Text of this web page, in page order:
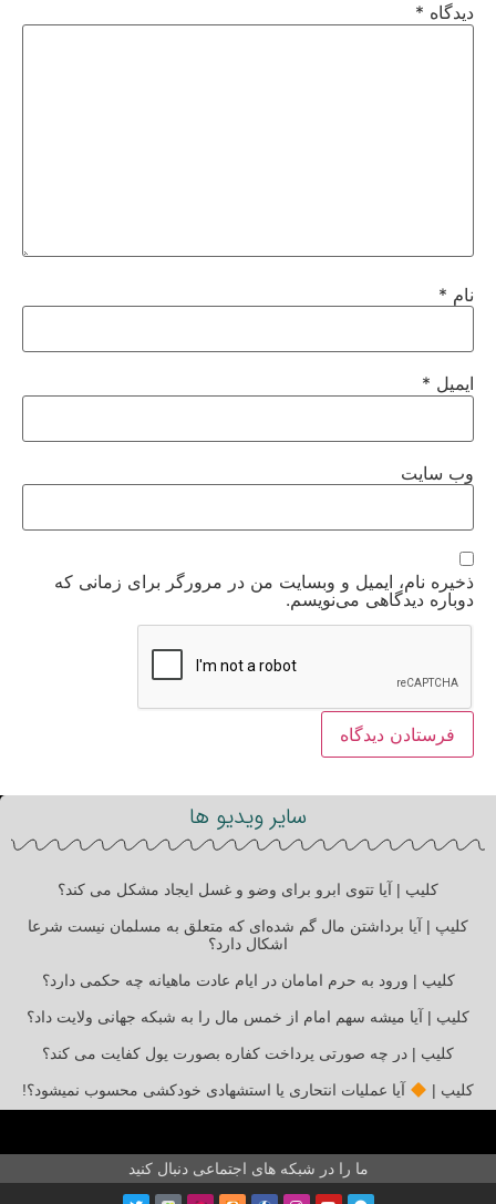
دیدگاه *
نام *
ایمیل *
وب‌ سایت
ذخیره نام، ایمیل و وبسایت من در مرورگر برای زمانی که
دوباره دیدگاهی می‌نویسم.
سایر ویدیو ها
کلیپ | آیا تتوی ابرو برای وضو و غسل ایجاد مشکل می کند؟
کلیپ | آیا برداشتن مال گم شده‌ای که متعلق به مسلمان نیست شرعا
اشکال دارد؟
کلیپ | ورود به حرم امامان در ایام عادت ماهیانه چه حکمی دارد؟
کلیپ | آیا میشه سهم امام از خمس مال را به شبکه جهانی ولایت داد؟
کلیپ | در چه صورتی پرداخت کفاره بصورت پول کفایت می کند؟
کلیپ | آیا عملیات انتحاری یا استشهادی خودکشی محسوب نمیشود؟!
ما را در شبکه های اجتماعی دنبال کنید